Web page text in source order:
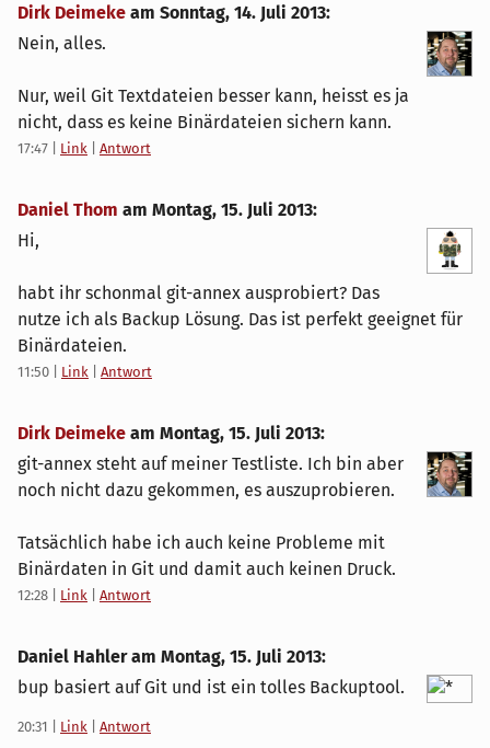
Dirk Deimeke am Sonntag, 14. Juli 2013:
Nein, alles.
Nur, weil Git Textdateien besser kann, heisst es ja
nicht, dass es keine Binärdateien sichern kann.
17:47 Link Antwort
Daniel Thom am Montag, 15. Juli 2013:
Hi,
habt ihr schonmal git-annex ausprobiert? Das
nutze ich als Backup Lösung. Das ist perfekt geeignet für
Binärdateien.
11:50 Link Antwort
Dirk Deimeke am Montag, 15. Juli 2013:
git-annex steht auf meiner Testliste. Ich bin aber
noch nicht dazu gekommen, es auszuprobieren.
Tatsächlich habe ich auch keine Probleme mit
Binärdaten in Git und damit auch keinen Druck.
12:28 Link Antwort
Daniel Hahler am Montag, 15. Juli 2013:
bup basiert auf Git und ist ein tolles Backuptool.
20:31 Link Antwort